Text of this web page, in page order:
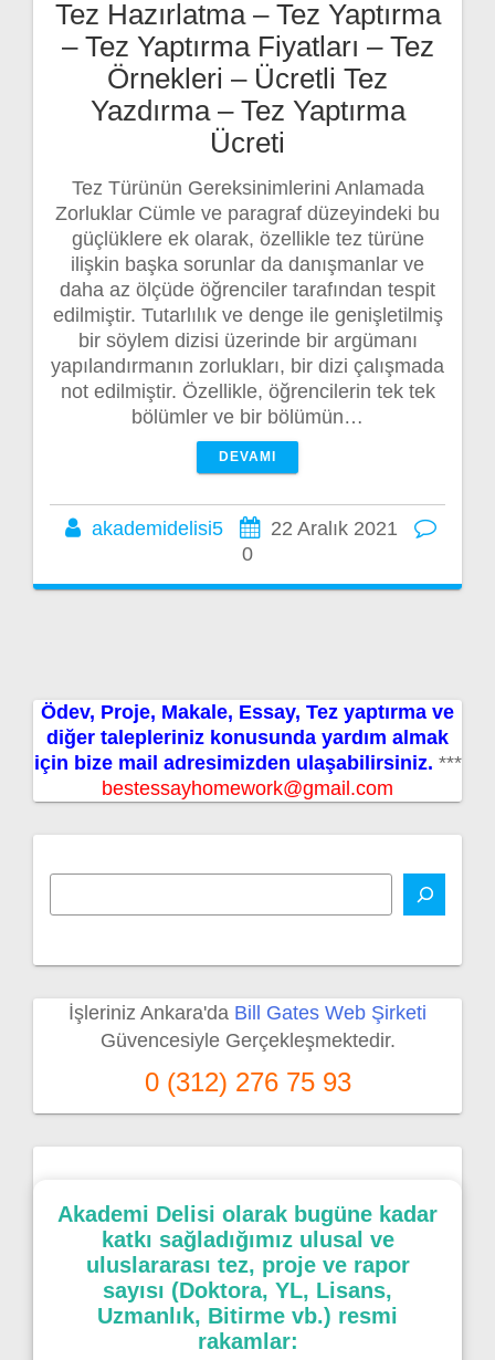
Tez Hazırlatma – Tez Yaptırma
– Tez Yaptırma Fiyatları – Tez
Örnekleri – Ücretli Tez
Yazdırma – Tez Yaptırma
Ücreti
Tez Türünün Gereksinimlerini Anlamada
Zorluklar Cümle ve paragraf düzeyindeki bu
güçlüklere ek olarak, özellikle tez türüne
ilişkin başka sorunlar da danışmanlar ve
daha az ölçüde öğrenciler tarafından tespit
edilmiştir. Tutarlılık ve denge ile genişletilmiş
bir söylem dizisi üzerinde bir argümanı
yapılandırmanın zorlukları, bir dizi çalışmada
not edilmiştir. Özellikle, öğrencilerin tek tek
bölümler ve bir bölümün…
DEVAMI
akademidelisi5
22 Aralık 2021
0
Ödev, Proje, Makale, Essay, Tez yaptırma ve
diğer talepleriniz konusunda yardım almak
için bize mail adresimizden ulaşabilirsiniz. ***
bestessayhomework@gmail.com
İşleriniz Ankara'da Bill Gates Web Şirketi
Güvencesiyle Gerçekleşmektedir.
0 (312) 276 75 93
Akademi Delisi olarak bugüne kadar
katkı sağladığımız ulusal ve
uluslararası tez, proje ve rapor
sayısı (Doktora, YL, Lisans,
Uzmanlık, Bitirme vb.) resmi
rakamlar: